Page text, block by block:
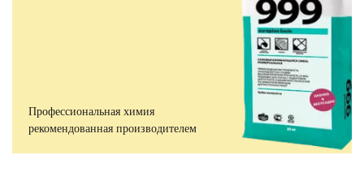
Профессиональная химия
рекомендованная производителем